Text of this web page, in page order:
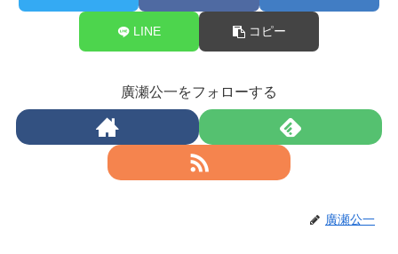
LINE コピー
廣瀬公一をフォローする
廣瀬公一